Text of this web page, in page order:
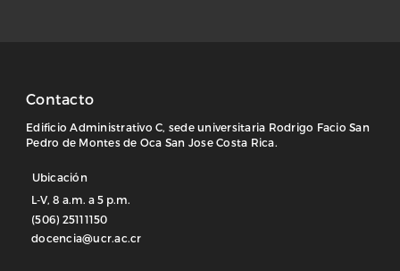
Contacto
Edificio Administrativo C, sede universitaria Rodrigo Facio San
Pedro de Montes de Oca San Jose Costa Rica.
Ubicación
L-V, 8 a.m. a 5 p.m.
(506) 25111150
docencia@ucr.ac.cr